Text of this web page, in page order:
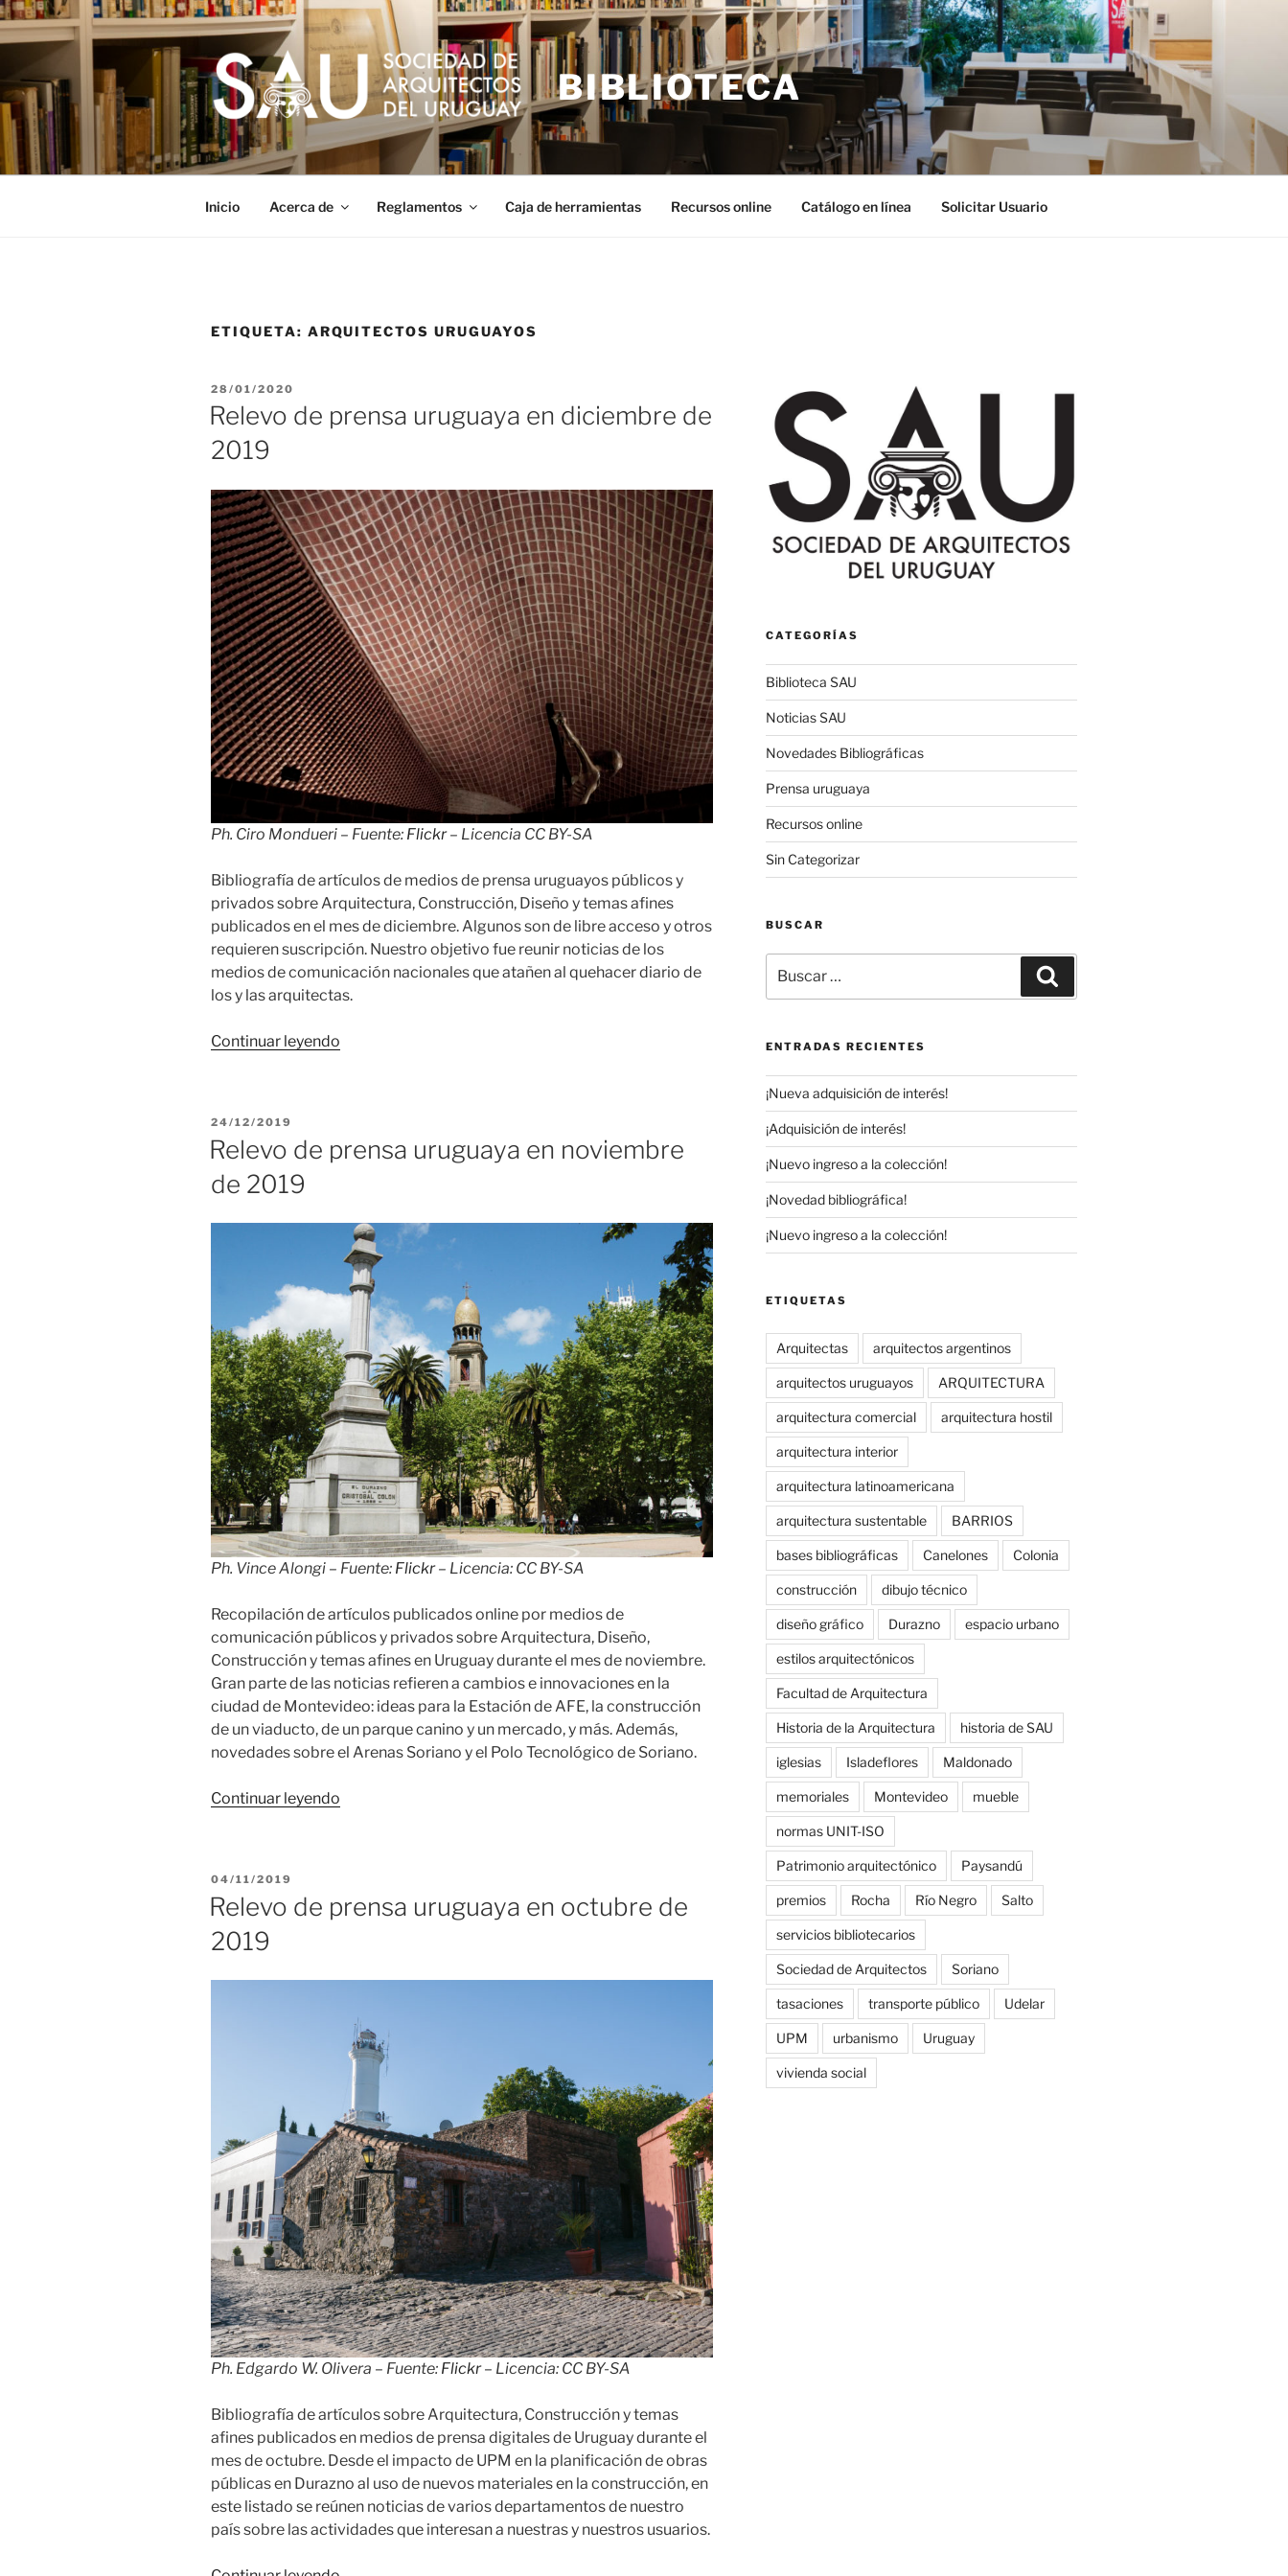
Saltar
al
contenido
BIBLIOTECA
Inicio Acerca de Reglamentos Caja de herramientas Recursos online Catálogo en línea Solicitar Usuario
ETIQUETA: ARQUITECTOS URUGUAYOS
PUBLICADO
EL
28/01/2020
Relevo de prensa uruguaya en diciembre de
2019
Ph. Ciro Mondueri – Fuente: Flickr– Licencia CC BY-SA
Bibliografía de artículos de medios de prensa uruguayos públicos y
privados sobre Arquitectura, Construcción, Diseño y temas afines
publicados en el mes de diciembre. Algunos son de libre acceso y otros
requieren suscripción. Nuestro objetivo fue reunir noticias de los
medios de comunicación nacionales que atañen al quehacer diario de
los y las arquitectas.
Continuar leyendo
diciembre
PUBLICADO
EL
24/12/2019
Relevo de prensa uruguaya en noviembre
de 2019
Ph. Vince Alongi – Fuente: Flickr– Licencia: CC BY-SA
Recopilación de artículos publicados online por medios de
comunicación públicos y privados sobre Arquitectura, Diseño,
Construcción y temas afines en Uruguay durante el mes de noviembre.
Gran parte de las noticias refieren a cambios e innovaciones en la
ciudad de Montevideo: ideas para la Estación de AFE, la construcción
de un viaducto, de un parque canino y un mercado, y más. Además,
novedades sobre el Arenas Soriano y el Polo Tecnológico de Soriano.
Continuar leyendo
noviembre
PUBLICADO
EL
04/11/2019
Relevo de prensa uruguaya en octubre de
2019
Ph. Edgardo W. Olivera – Fuente: Flickr– Licencia: CC BY-SA
Bibliografía de artículos sobre Arquitectura, Construcción y temas
afines publicados en medios de prensa digitales de Uruguay durante el
mes de octubre. Desde el impacto de UPM en la planificación de obras
públicas en Durazno al uso de nuevos materiales en la construcción, en
este listado se reúnen noticias de varios departamentos de nuestro
país sobre las actividades que interesan a nuestras y nuestros usuarios.
CATEGORÍAS
Biblioteca SAU
Noticias SAU
Novedades Bibliográficas
Prensa uruguaya
Recursos online
Sin Categorizar
BUSCAR
por:
ENTRADAS RECIENTES
¡Nueva adquisición de interés!
¡Adquisición de interés!
¡Nuevo ingreso a la colección!
¡Novedad bibliográfica!
¡Nuevo ingreso a la colección!
ETIQUETAS
Arquitectas arquitectos argentinos
arquitectos uruguayos ARQUITECTURA
arquitectura comercial arquitectura hostil
arquitectura interior
arquitectura latinoamericana
arquitectura sustentable BARRIOS
bases bibliográficas Canelones Colonia
construcción dibujo técnico
diseño gráfico Durazno espacio urbano
estilos arquitectónicos
Facultad de Arquitectura
Historia de la Arquitectura historia de SAU
iglesias Isladeflores Maldonado
memoriales Montevideo mueble
normas UNIT-ISO
Patrimonio arquitectónico Paysandú
premios Rocha Río Negro Salto
servicios bibliotecarios
Sociedad de Arquitectos Soriano
tasaciones transporte público Udelar
UPM urbanismo Uruguay
vivienda social